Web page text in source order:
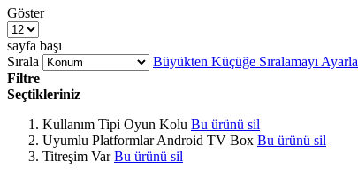
Göster
sayfa başı
Sırala
Büyükten Küçüğe Sıralamayı Ayarla
Filtre
Seçtikleriniz
Kullanım Tipi Oyun Kolu Bu ürünü sil
Uyumlu Platformlar Android TV Box Bu ürünü sil
Titreşim Var Bu ürünü sil